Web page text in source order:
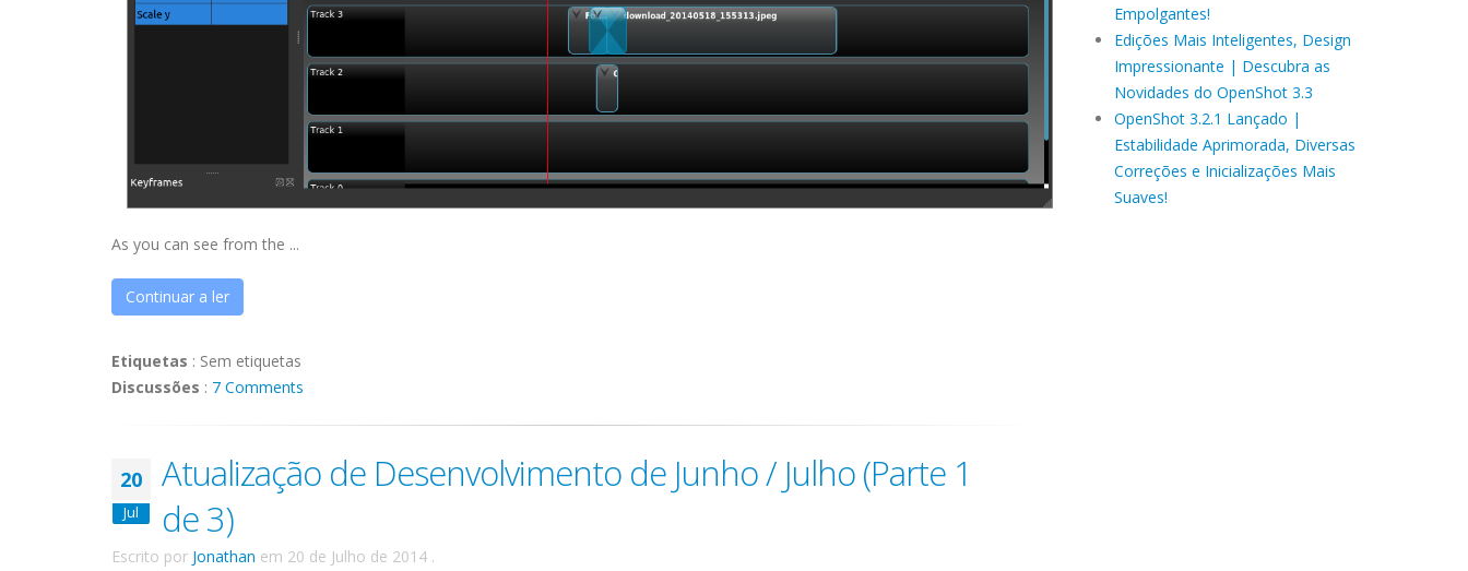
As you can see from the ...
Continuar a ler
Etiquetas : Sem etiquetas
Discussões : 7 Comments
20
Jul
Atualização de Desenvolvimento de Junho / Julho (Parte 1
de 3)
Escrito por Jonathan em 20 de Julho de 2014 .
Empolgantes!
Edições Mais Inteligentes, Design
Impressionante | Descubra as
Novidades do OpenShot 3.3
OpenShot 3.2.1 Lançado |
Estabilidade Aprimorada, Diversas
Correções e Inicializações Mais
Suaves!